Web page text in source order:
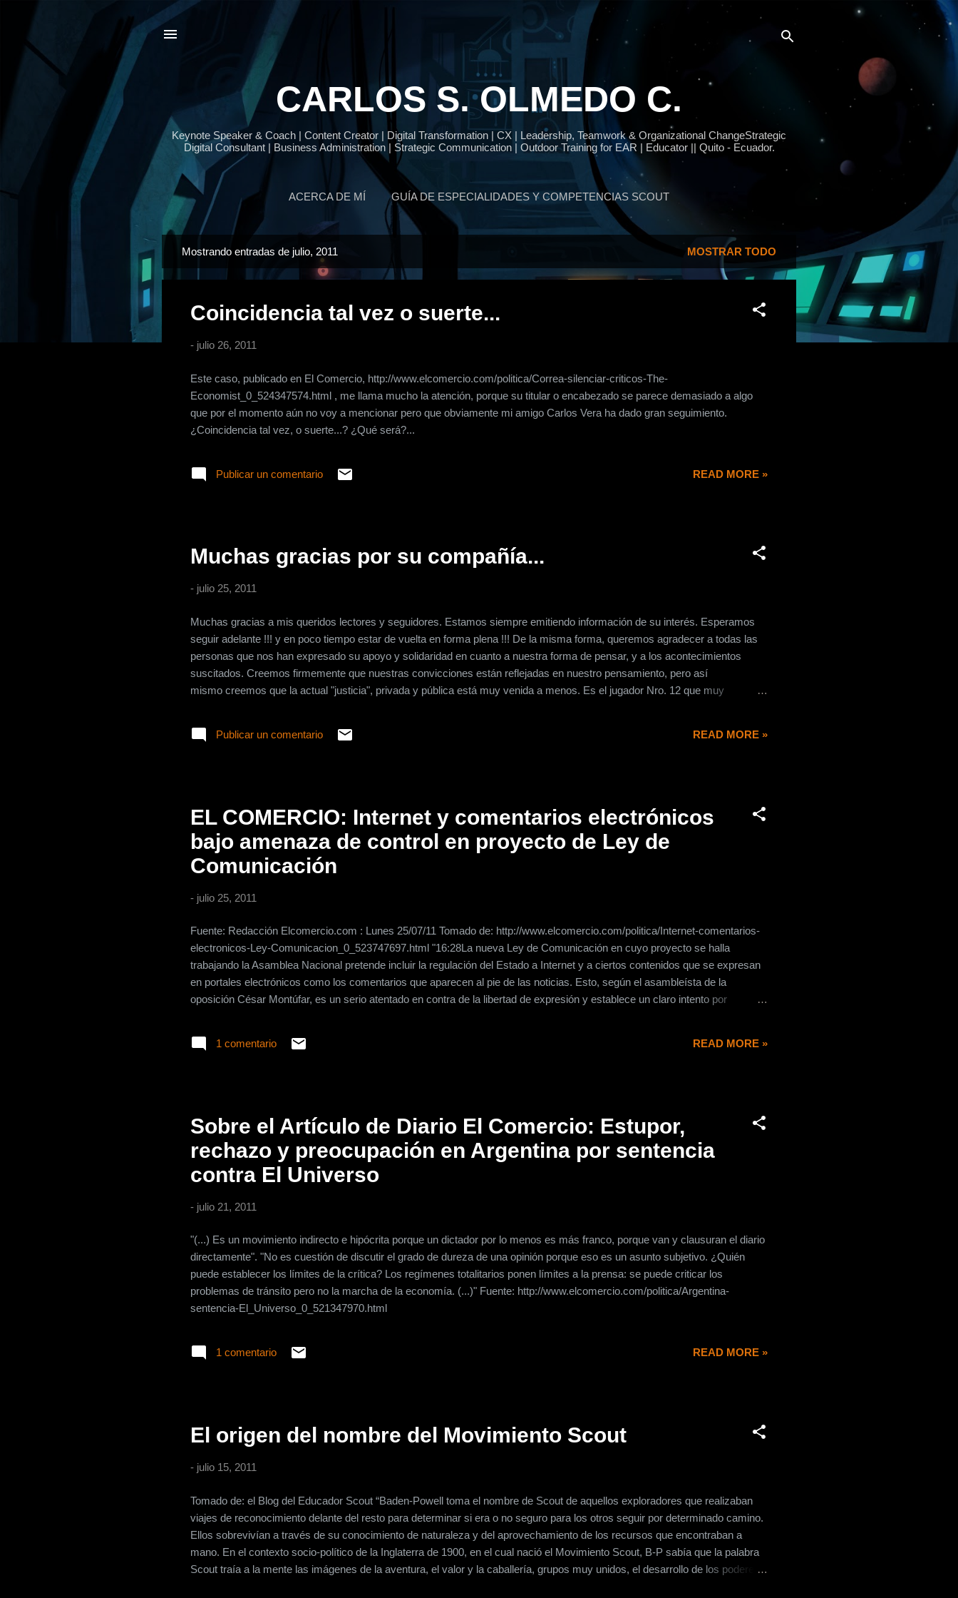
CARLOS S. OLMEDO C.
Keynote Speaker & Coach | Content Creator | Digital Transformation | CX | Leadership, Teamwork & Organizational ChangeStrategic
Digital Consultant | Business Administration | Strategic Communication | Outdoor Training for EAR | Educator || Quito - Ecuador.
ACERCA DE MÍ GUÍA DE ESPECIALIDADES Y COMPETENCIAS SCOUT
n
Mostrando entradas de julio, 2011 MOSTRAR TODO
Coincidencia tal vez o suerte...
- julio 26, 2011
Este caso, publicado en El Comercio, http://www.elcomercio.com/politica/Correa-silenciar-criticos-The-
Economist_0_524347574.html , me llama mucho la atención, porque su titular o encabezado se parece demasiado a algo
que por el momento aún no voy a mencionar pero que obviamente mi amigo Carlos Vera ha dado gran seguimiento.
¿Coincidencia tal vez, o suerte...? ¿Qué será?...
Publicar un comentario READ MORE »
Muchas gracias por su compañía...
- julio 25, 2011
Muchas gracias a mis queridos lectores y seguidores. Estamos siempre emitiendo información de su interés. Esperamos
seguir adelante !!! y en poco tiempo estar de vuelta en forma plena !!! De la misma forma, queremos agradecer a todas las
personas que nos han expresado su apoyo y solidaridad en cuanto a nuestra forma de pensar, y a los acontecimientos
suscitados. Creemos firmemente que nuestras convicciones están reflejadas en nuestro pensamiento, pero así
mismo creemos que la actual "justicia", privada y pública está muy venida a menos. Es el jugador Nro. 12 que muy
Comercio en el artículo que antecede es claro en sus pretensiones. Debemos rescatar el liderazgo real y concreto, y que
Publicar un comentario READ MORE »
EL COMERCIO: Internet y comentarios electrónicos
bajo amenaza de control en proyecto de Ley de
Comunicación
- julio 25, 2011
Fuente: Redacción Elcomercio.com : Lunes 25/07/11 Tomado de: http://www.elcomercio.com/politica/Internet-comentarios-
electronicos-Ley-Comunicacion_0_523747697.html "16:28La nueva Ley de Comunicación en cuyo proyecto se halla
trabajando la Asamblea Nacional pretende incluir la regulación del Estado a Internet y a ciertos contenidos que se expresan
en portales electrónicos como los comentarios que aparecen al pie de las noticias. Esto, según el asambleísta de la
oposición César Montúfar, es un serio atentado en contra de la libertad de expresión y establece un claro intento por
plataforma tecnológica. El artículo en cuestión dice: “Para los efectos de esta ley se entenderá por contenido discriminatorio
1 comentario READ MORE »
Sobre el Artículo de Diario El Comercio: Estupor,
rechazo y preocupación en Argentina por sentencia
contra El Universo
- julio 21, 2011
"(...) Es un movimiento indirecto e hipócrita porque un dictador por lo menos es más franco, porque van y clausuran el diario
directamente". "No es cuestión de discutir el grado de dureza de una opinión porque eso es un asunto subjetivo. ¿Quién
puede establecer los límites de la crítica? Los regímenes totalitarios ponen límites a la prensa: se puede criticar los
problemas de tránsito pero no la marcha de la economía. (...)" Fuente: http://www.elcomercio.com/politica/Argentina-
sentencia-El_Universo_0_521347970.html
1 comentario READ MORE »
El origen del nombre del Movimiento Scout
- julio 15, 2011
Tomado de: el Blog del Educador Scout “Baden-Powell toma el nombre de Scout de aquellos exploradores que realizaban
viajes de reconocimiento delante del resto para determinar si era o no seguro para los otros seguir por determinado camino.
Ellos sobrevivían a través de su conocimiento de naturaleza y del aprovechamiento de los recursos que encontraban a
mano. En el contexto socio-político de la Inglaterra de 1900, en el cual nació el Movimiento Scout, B-P sabía que la palabra
Scout traía a la mente las imágenes de la aventura, el valor y la caballería, grupos muy unidos, el desarrollo de los poderes